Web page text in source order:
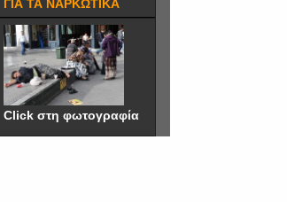
ΓΙΑ ΤΑ ΝΑΡΚΩΤΙΚΑ
Click στη φωτογραφία